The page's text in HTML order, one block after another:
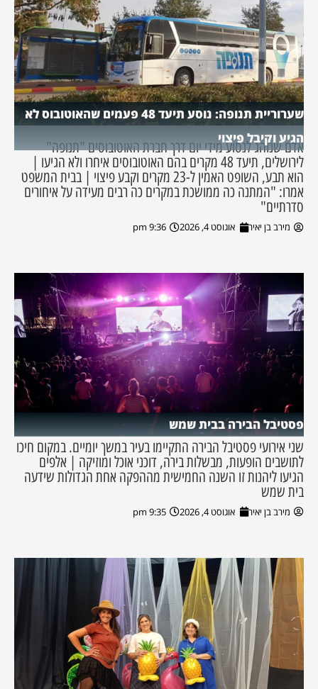
שערוריית תנופה: נוסע תיעד 48 פעמים שהאוטובוס לא
הגיע וקיבל פיצוי
אדם שנוהג לנסוע מידי יום דרך חברת האוטובוסים "תנופה"
לירושלים, תיעד 48 מקרים בהם האוטובוסים איחרו ולא הגיעו |
הוא תבע, השופט האמין ל-23 מקרים וקבע פיצוי | בבית המשפט
אמרו: "המתנה כה ממושכת במקרים כה רבים מעידה על איחורים
סדרתיים"
מירב בן יאיר אוגוסט 4, 2026 9:36 pm
פסטיבל הבירה בבית שמש
שני אירועי פסטיבל הבירה התקיימו בעיר במשך יומיים. במקום חיכו
לתושבים הופעות, מבשלות בירה, דוכני אוכל ומוזיקה | אלפים
הגיעו ליהנות זו השנה החמישית מההפקה אחת הגדולות שידעה
בית שמש
מירב בן יאיר אוגוסט 4, 2026 9:35 pm